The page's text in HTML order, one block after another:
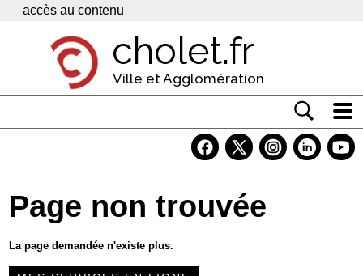
Panneau de gestion des cookies
accès au contenu
cholet.fr
Ville et Agglomération
Economie
Services
Page non trouvée
La page demandée n'existe plus.